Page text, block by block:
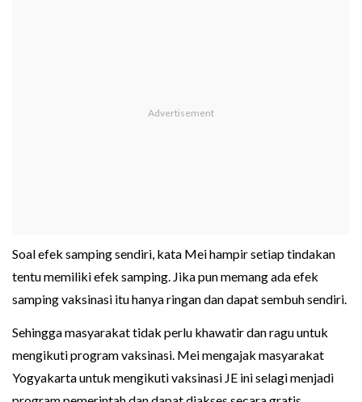
Soal efek samping sendiri, kata Mei hampir setiap tindakan
tentu memiliki efek samping. Jika pun memang ada efek
samping vaksinasi itu hanya ringan dan dapat sembuh sendiri.
Sehingga masyarakat tidak perlu khawatir dan ragu untuk
mengikuti program vaksinasi. Mei mengajak masyarakat
Yogyakarta untuk mengikuti vaksinasi JE ini selagi menjadi